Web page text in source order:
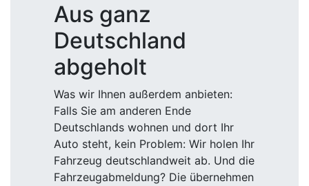
Aus ganz
Deutschland
abgeholt
Was wir Ihnen außerdem anbieten:
Falls Sie am anderen Ende
Deutschlands wohnen und dort Ihr
Auto steht, kein Problem: Wir holen Ihr
Fahrzeug deutschlandweit ab. Und die
Fahrzeugabmeldung? Die übernehmen